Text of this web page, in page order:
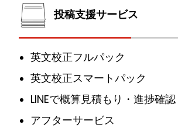
投稿支援サービス
英文校正フルパック
英文校正スマートパック
LINEで概算見積もり・進捗確認
アフターサービス